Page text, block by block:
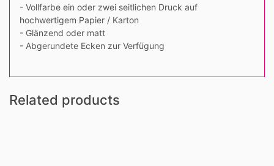
- Vollfarbe ein oder zwei seitlichen Druck auf
hochwertigem Papier / Karton
- Glänzend oder matt
- Abgerundete Ecken zur Verfügung
Related products